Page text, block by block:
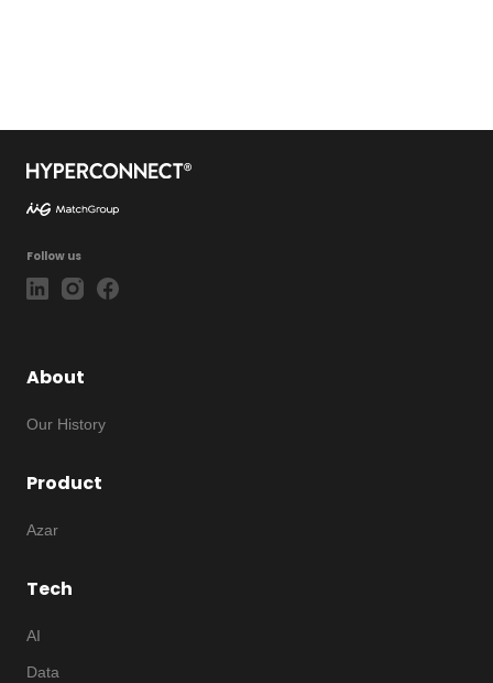
Follow us
About
Our History
Product
Azar
Tech
AI
Data